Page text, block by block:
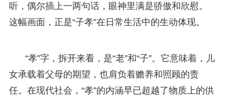
听，偶尔插上一两句话，眼神里满是骄傲和欣慰。
这幅画面，正是“子孝”在日常生活中的生动体现。
“孝”字，拆开来看，是“老”和“子”。它意味着，儿
女承载着父母的期望，也肩负着赡养和照顾的责
任。在现代社会，“孝”的内涵早已超越了物质上的供